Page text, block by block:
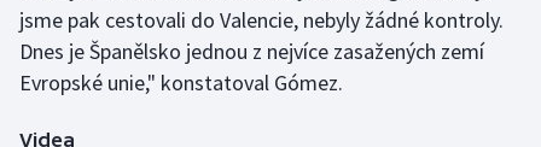
Moderní pětiboj
jsme pak cestovali do Valencie, nebyly žádné kontroly.
Dnes je Španělsko jednou z nejvíce zasažených zemí
Evropské unie," konstatoval Gómez.
Videa